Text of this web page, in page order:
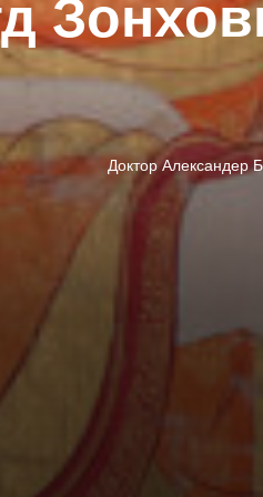
Доктор Александер